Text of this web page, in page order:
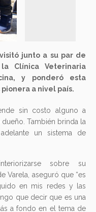
junto a su par de
Clínica Veterinaria
y ponderó esta
a nivel país.
sin costo alguno a
También brinda la
un sistema de
sobre su
Varela, aseguró que “es
en mis redes y las
que decir que es una
reforzado en el
con las diferentes
los operativos